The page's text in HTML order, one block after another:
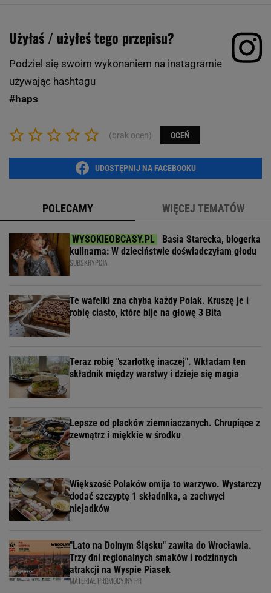
Użyłaś / użyłeś tego przepisu?
Podziel się swoim wykonaniem na instagramie
używając hashtagu
#haps
(brak ocen) OCEŃ
UDOSTĘPNIJ NA FACEBOOKU
POLECAMY WIĘCEJ TEMATÓW
Basia Starecka, blogerka
kulinarna: W dzieciństwie doświadczyłam głodu
SUBSKRYPCJA
Te wafelki zna chyba każdy Polak. Kruszę je i
robię ciasto, które bije na głowę 3 Bita
Teraz robię "szarlotkę inaczej". Wkładam ten
składnik między warstwy i dzieje się magia
Lepsze od placków ziemniaczanych. Chrupiące z
zewnątrz i miękkie w środku
Większość Polaków omija to warzywo. Wystarczy
dodać szczyptę 1 składnika, a zachwyci
niejadków
"Lato na Dolnym Śląsku" zawita do Wrocławia.
Trzy dni regionalnych smaków i rodzinnych
atrakcji na Wyspie Piasek
MATERIAŁ PROMOCYJNY PR